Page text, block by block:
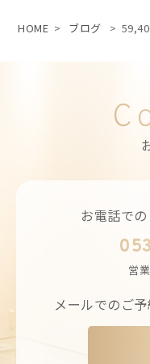
HOME > ブログ >
お電話で
営
メールでのご